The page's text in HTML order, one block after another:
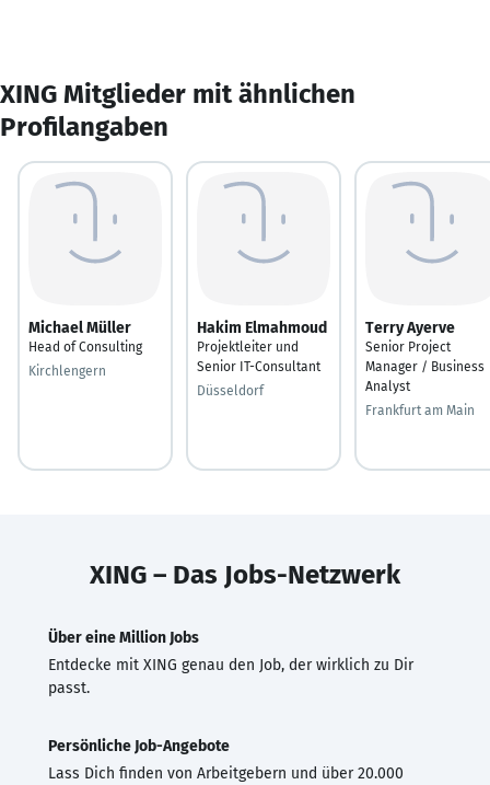
XING Mitglieder mit ähnlichen
Profilangaben
Michael Müller
Head of Consulting
Kirchlengern
Hakim Elmahmoud
Projektleiter und
Senior IT-Consultant
Düsseldorf
Terry Ayerve
Senior Project
Manager / Business
Analyst
Frankfurt am Main
XING – Das Jobs-Netzwerk
Über eine Million Jobs
Entdecke mit XING genau den Job, der wirklich zu Dir
passt.
Persönliche Job-Angebote
Lass Dich finden von Arbeitgebern und über 20.000